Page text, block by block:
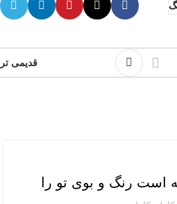
قدیمی تر
است رنگ و بوی تو را